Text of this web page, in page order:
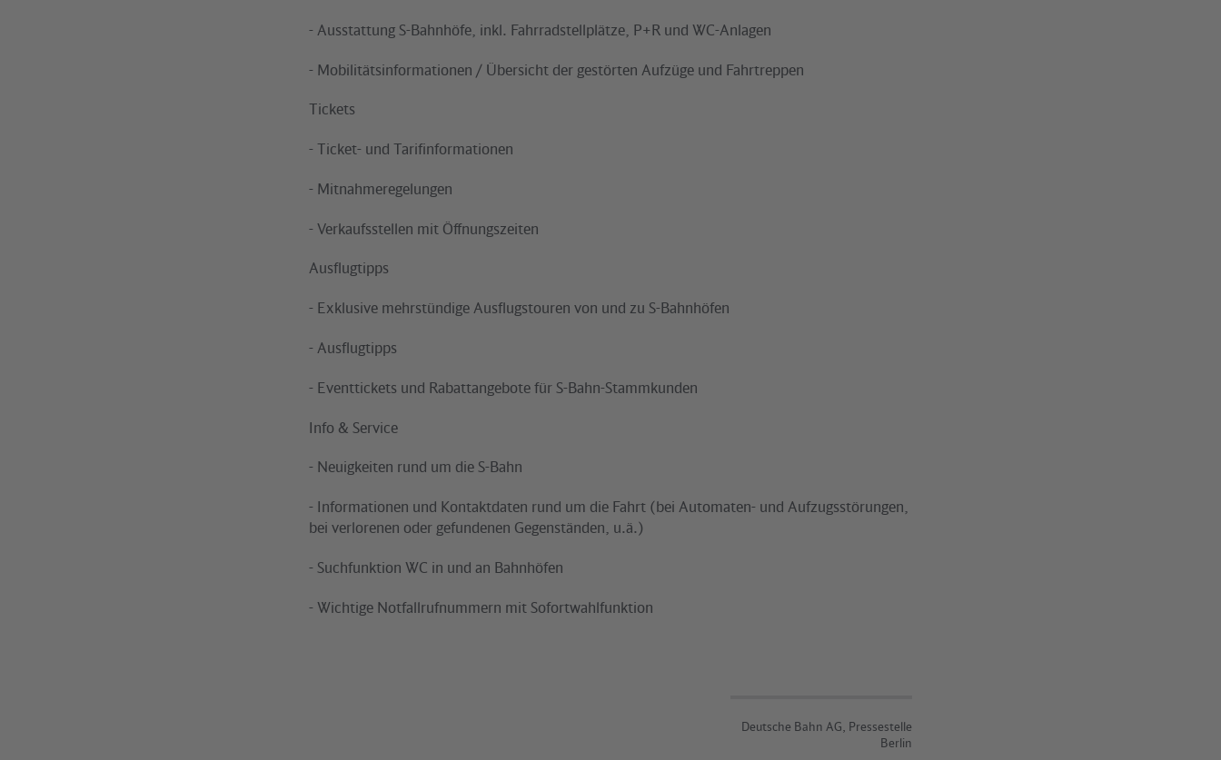
- Ausstattung S-Bahnhöfe, inkl. Fahrradstellplätze, P+R und WC-Anlagen
- Mobilitätsinformationen / Übersicht der gestörten Aufzüge und Fahrtreppen
Tickets
- Ticket- und Tarifinformationen
- Mitnahmeregelungen
- Verkaufsstellen mit Öffnungszeiten
Ausflugtipps
- Exklusive mehrstündige Ausflugstouren von und zu S-Bahnhöfen
- Ausflugtipps
- Eventtickets und Rabattangebote für S-Bahn-Stammkunden
Info & Service
- Neuigkeiten rund um die S-Bahn
- Informationen und Kontaktdaten rund um die Fahrt (bei Automaten- und Aufzugsstörungen,
bei verlorenen oder gefundenen Gegenständen, u.ä.)
- Suchfunktion WC in und an Bahnhöfen
- Wichtige Notfallrufnummern mit Sofortwahlfunktion
Deutsche Bahn AG, Pressestelle
Berlin